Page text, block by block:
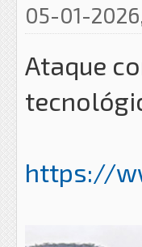
05-01-
Ataque
https://